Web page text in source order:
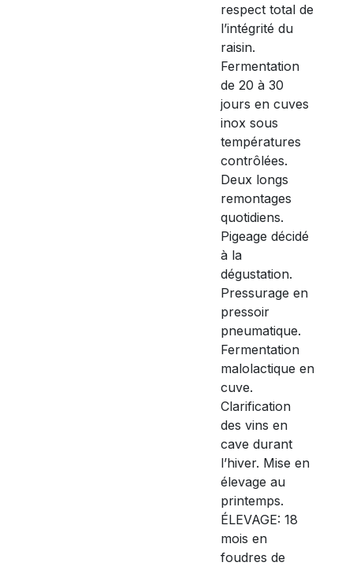
respect total de
l’intégrité du
raisin.
Fermentation
de 20 à 30
jours en cuves
inox sous
températures
contrôlées.
Deux longs
remontages
quotidiens.
Pigeage décidé
à la
dégustation.
Pressurage en
pressoir
pneumatique.
Fermentation
malolactique en
cuve.
Clarification
des vins en
cave durant
l’hiver. Mise en
élevage au
printemps.
ÉLEVAGE: 18
mois en
foudres de